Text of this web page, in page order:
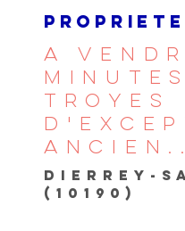
PROPRIETE
A
TROYES
DIERREY-
(10190)